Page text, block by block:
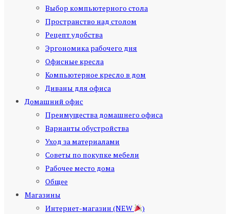
Выбор компьютерного стола
Пространство над столом
Рецепт удобства
Эргономика рабочего дня
Офисные кресла
Компьютерное кресло в дом
Диваны для офиса
Домашний офис
Преимущества домашнего офиса
Варианты обустройства
Уход за материалами
Советы по покупке мебели
Рабочее место дома
Общее
Магазины
Интернет-магазин (NEW
)